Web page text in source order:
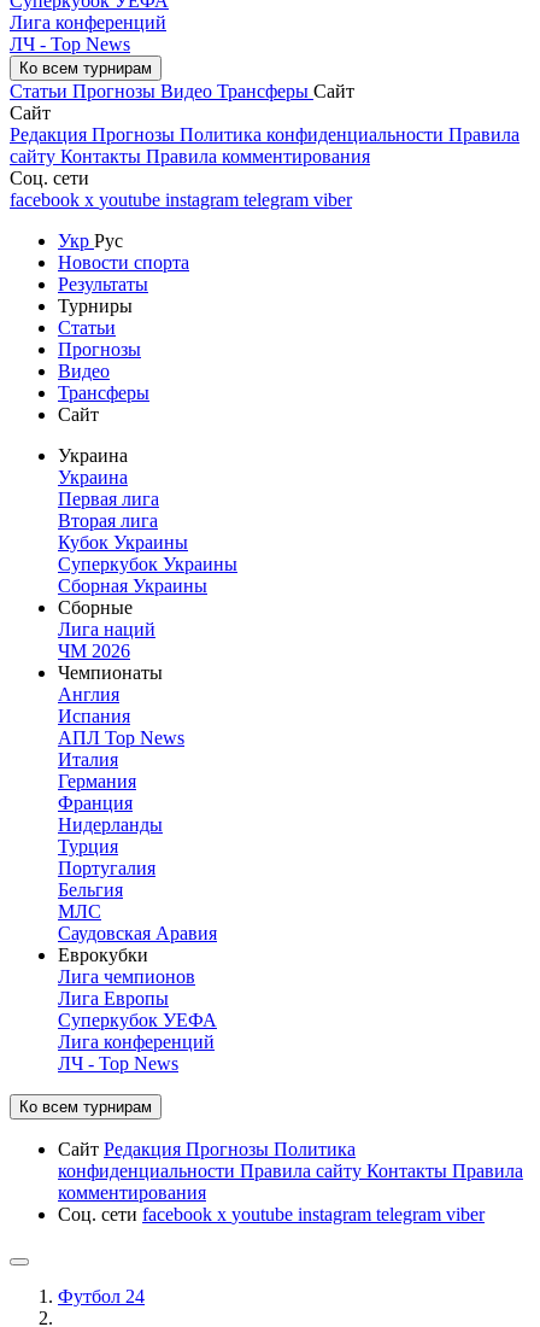
Лига конференций
ЛЧ - Top News
Ко всем турнирам
Статьи Прогнозы Видео Трансферы Сайт
Сайт
Редакция Прогнозы Политика конфиденциальности Правила
сайту Контакты Правила комментирования
Соц. сети
facebook x youtube instagram telegram viber
Укр Рус
Новости спорта
Результаты
Турниры
Статьи
Прогнозы
Видео
Трансферы
Сайт
Украина
Украина
Первая лига
Вторая лига
Кубок Украины
Суперкубок Украины
Сборная Украины
Сборные
Лига наций
ЧМ 2026
Чемпионаты
Англия
Испания
АПЛ Top News
Италия
Германия
Франция
Нидерланды
Турция
Португалия
Бельгия
МЛС
Саудовская Аравия
Еврокубки
Лига чемпионов
Лига Европы
Суперкубок УЕФА
Лига конференций
ЛЧ - Top News
Ко всем турнирам
Сайт Редакция Прогнозы Политика
конфиденциальности Правила сайту Контакты Правила
комментирования
Соц. сети facebook x youtube instagram telegram viber
Футбол 24